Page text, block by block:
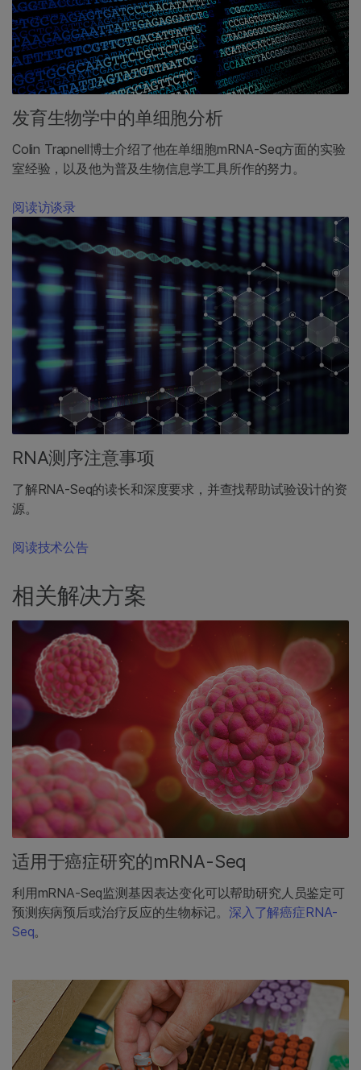
发育生物学中的单细胞分析
Colin Trapnell博士介绍了他在单细胞mRNA-Seq方面的实验
室经验，以及他为普及生物信息学工具所作的努力。
阅读访谈录
RNA测序注意事项
了解RNA-Seq的读长和深度要求，并查找帮助试验设计的资
源。
阅读技术公告
相关解决方案
适用于癌症研究的mRNA-Seq
利用mRNA-Seq监测基因表达变化可以帮助研究人员鉴定可
预测疾病预后或治疗反应的生物标记。深入了解癌症RNA-
Seq。